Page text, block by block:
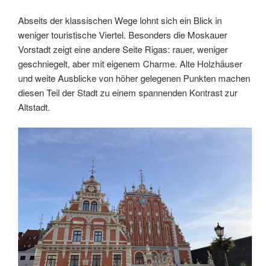
Abseits der klassischen Wege lohnt sich ein Blick in
weniger touristische Viertel. Besonders die Moskauer
Vorstadt zeigt eine andere Seite Rigas: rauer, weniger
geschniegelt, aber mit eigenem Charme. Alte Holzhäuser
und weite Ausblicke von höher gelegenen Punkten machen
diesen Teil der Stadt zu einem spannenden Kontrast zur
Altstadt.